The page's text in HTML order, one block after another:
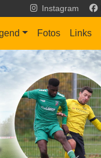
Instagram
Fotos Links